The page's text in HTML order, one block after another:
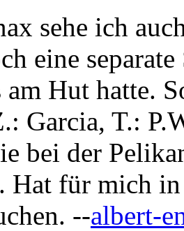
sehe ich
eine
am Hut hatte.
Garcia, T.:
bei der
Hat für mich
--albert-